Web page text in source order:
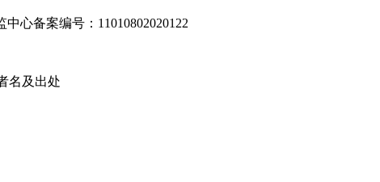
心备案编号：11010802020122
名及出处